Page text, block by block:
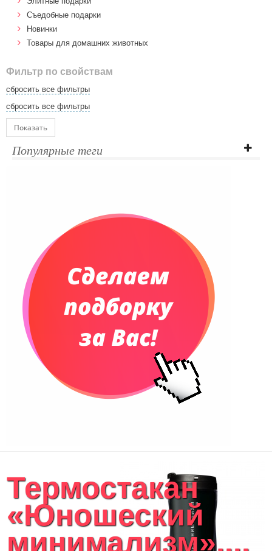
Cъедобные подарки
Новинки
Товары для домашних животных
Фильтр по свойствам
сбросить все фильтры
сбросить все фильтры
Показать
Популярные теги
Термостакан
«Юношеский
минимализм»,...